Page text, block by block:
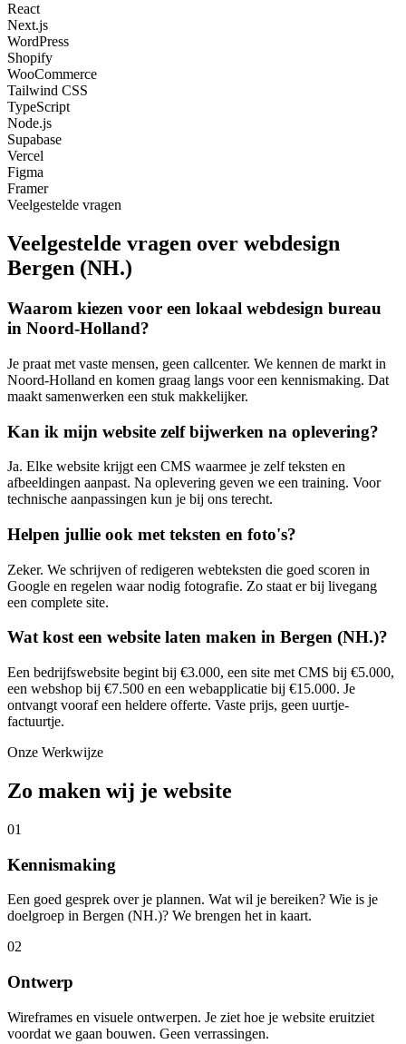
React
Next.js
WordPress
Shopify
WooCommerce
Tailwind CSS
TypeScript
Node.js
Supabase
Vercel
Figma
Framer
Veelgestelde vragen
Veelgestelde vragen over webdesign
Bergen (NH.)
Waarom kiezen voor een lokaal webdesign bureau
in Noord-Holland?
Je praat met vaste mensen, geen callcenter. We kennen de markt in
Noord-Holland en komen graag langs voor een kennismaking. Dat
maakt samenwerken een stuk makkelijker.
Kan ik mijn website zelf bijwerken na oplevering?
Ja. Elke website krijgt een CMS waarmee je zelf teksten en
afbeeldingen aanpast. Na oplevering geven we een training. Voor
technische aanpassingen kun je bij ons terecht.
Helpen jullie ook met teksten en foto's?
Zeker. We schrijven of redigeren webteksten die goed scoren in
Google en regelen waar nodig fotografie. Zo staat er bij livegang
een complete site.
Wat kost een website laten maken in Bergen (NH.)?
Een bedrijfswebsite begint bij €3.000, een site met CMS bij €5.000,
een webshop bij €7.500 en een webapplicatie bij €15.000. Je
ontvangt vooraf een heldere offerte. Vaste prijs, geen uurtje-
factuurtje.
Onze Werkwijze
Zo maken wij je website
01
Kennismaking
Een goed gesprek over je plannen. Wat wil je bereiken? Wie is je
doelgroep in Bergen (NH.)? We brengen het in kaart.
02
Ontwerp
Wireframes en visuele ontwerpen. Je ziet hoe je website eruitziet
voordat we gaan bouwen. Geen verrassingen.